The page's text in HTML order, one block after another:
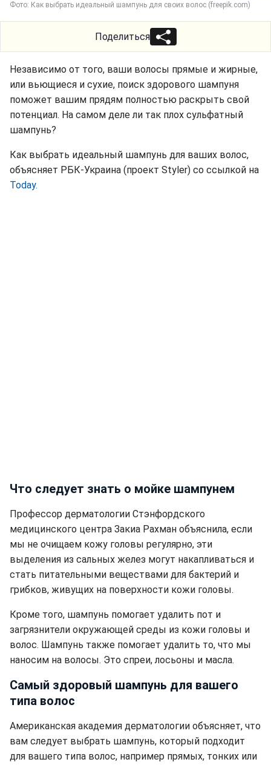
Фото: Как выбрать идеальный шампунь для своих волос (freepik.com)
Поделиться
Независимо от того, ваши волосы прямые и жирные,
или вьющиеся и сухие, поиск здорового шампуня
поможет вашим прядям полностью раскрыть свой
потенциал. На самом деле ли так плох сульфатный
шампунь?
Как выбрать идеальный шампунь для ваших волос,
объясняет РБК-Украина (проект Styler) со ссылкой на
Today.
Что следует знать о мойке шампунем
Профессор дерматологии Стэнфордского
медицинского центра Закиа Рахман объяснила, если
мы не очищаем кожу головы регулярно, эти
выделения из сальных желез могут накапливаться и
стать питательными веществами для бактерий и
грибков, живущих на поверхности кожи головы.
Кроме того, шампунь помогает удалить пот и
загрязнители окружающей среды из кожи головы и
волос. Шампунь также помогает удалить то, что мы
наносим на волосы. Это спреи, лосьоны и масла.
Самый здоровый шампунь для вашего
типа волос
Американская академия дерматологии объясняет, что
вам следует выбрать шампунь, который подходит
для вашего типа волос, например прямых, тонких или